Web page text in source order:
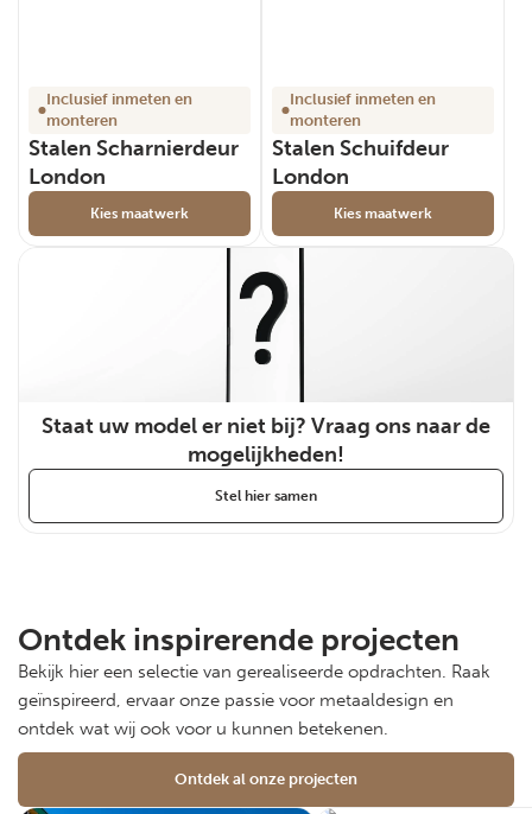
Inclusief inmeten en
monteren
Stalen Scharnierdeur
London
Kies maatwerk
Inclusief inmeten en
monteren
Stalen Schuifdeur
London
Kies maatwerk
Staat uw model er niet bij? Vraag ons naar de
mogelijkheden!
Stel hier samen
Ontdek inspirerende projecten
Bekijk hier een selectie van gerealiseerde opdrachten. Raak
geïnspireerd, ervaar onze passie voor metaaldesign en
ontdek wat wij ook voor u kunnen betekenen.
Ontdek al onze projecten